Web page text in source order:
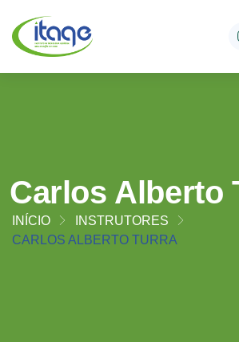
Carlos Alberto
INÍCIO
INSTRUTORES
CARLOS ALBERTO TURRA